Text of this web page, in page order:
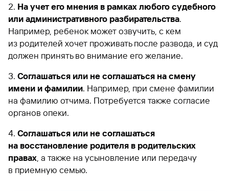
На учет его мнения в рамках любого судебного
или административного разбирательства.
Например, ребенок может озвучить, с кем
из родителей хочет проживать после развода, и суд
должен принять во внимание его желание.
Соглашаться или не соглашаться на смену
имени и фамилии. Например, при смене фамилии
на фамилию отчима. Потребуется также согласие
органов опеки.
Соглашаться или не соглашаться
на восстановление родителя в родительских
правах , а также на усыновление или передачу
в приемную семью.